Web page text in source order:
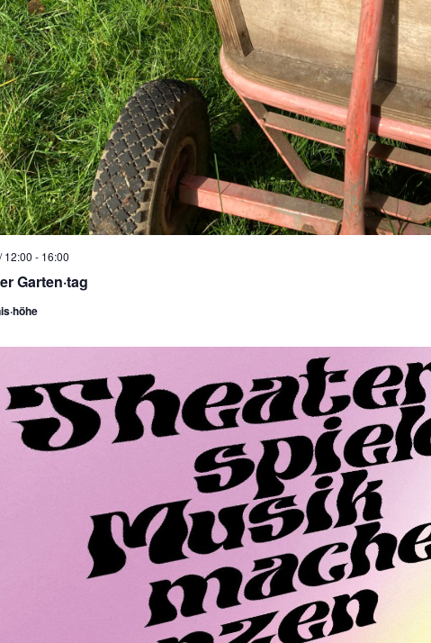
Garten·tag
12:00 - 16:00